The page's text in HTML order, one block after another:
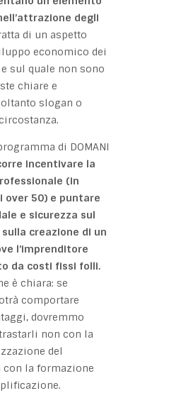
degli
di un aspetto
economico dei
sul quale non sono
chiare e
slogan o
di DOMANI
incentivare la
(in
over 50) e puntare
e sicurezza sul
creazione di un
l’imprenditore
da costi fissi folli.
è chiara: se
comportare
dovremmo
non con la
del
con la formazione